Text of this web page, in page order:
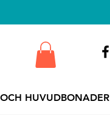
HUVUDBONADER